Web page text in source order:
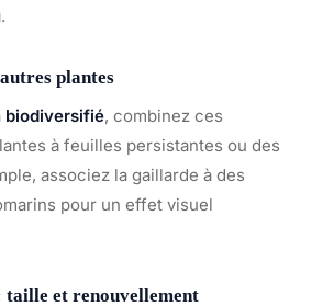
.
plantes
biodiversifié, combinez ces
à feuilles persistantes ou des
associez la gaillarde à des
pour un effet visuel
et renouvellement